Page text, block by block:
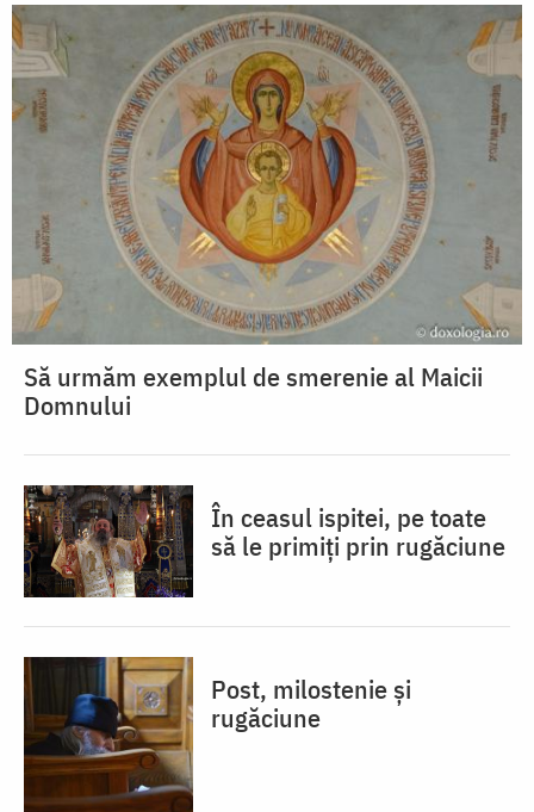
Să urmăm exemplul de smerenie al Maicii
Domnului
În ceasul ispitei, pe toate
să le primiți prin rugăciune
Post, milostenie și
rugăciune